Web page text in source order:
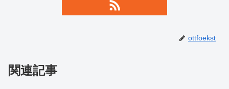
ottfoekst
関連記事